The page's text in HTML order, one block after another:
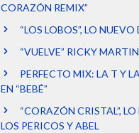
CORAZÓN REMIX”
“LOS LOBOS”, LO NUEVO
“VUELVE” RICKY
PERFECTO MIX: LA T Y
EN “BEBÉ”
“CORAZÓN CRISTAL”,
LOS PERICOS Y ABEL